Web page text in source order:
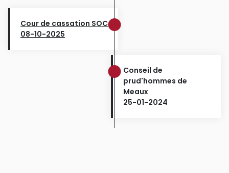
Cour de cassation SOC
08-10-2025
Conseil de
prud'hommes de
Meaux
25-01-2024